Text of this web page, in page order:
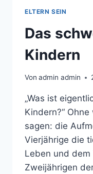
ELTERN SEIN
Das
Kindern
Von admin admin
„Was ist
Kindern?“
sagen: die
Vierjährige die
Leben und dem
Zweijährigen